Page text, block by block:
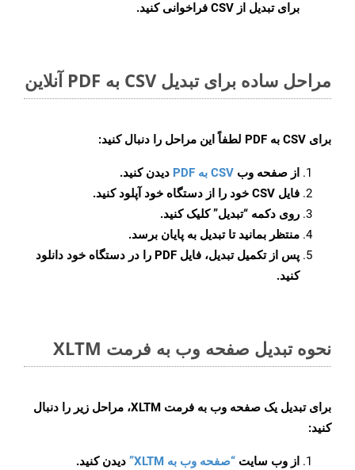
برای تبدیل از CSV فراخوانی کنید.
مراحل ساده برای تبدیل CSV به PDF آنلاین
برای CSV به PDF لطفاً این مراحل را دنبال کنید:
از صفحه وب CSV به PDF
دیدن کنید.
فایل CSV خود را از دستگاه خود آپلود کنید.
روی دکمه “تبدیل”کلیک کنید.
منتظر بمانید تا تبدیل به پایان برسد.
پس از تکمیل تبدیل، فایل PDF را در دستگاه خود دانلود
کنید.
نحوه تبدیل صفحه وب به فرمت XLTM
برای تبدیل یک صفحه وب به فرمت XLTM، مراحل زیر را دنبال
کنید:
از وب سایت “صفحه وب به XLTM”
دیدن کنید.